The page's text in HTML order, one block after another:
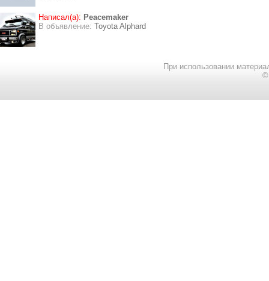
Написал(а): Peacemaker
В объявление: Toyota Alphard
При использовании